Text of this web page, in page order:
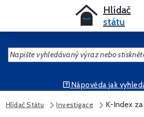
Hlídač
státu
Nápověda jak
Hlídač Státu Investigace K-Index